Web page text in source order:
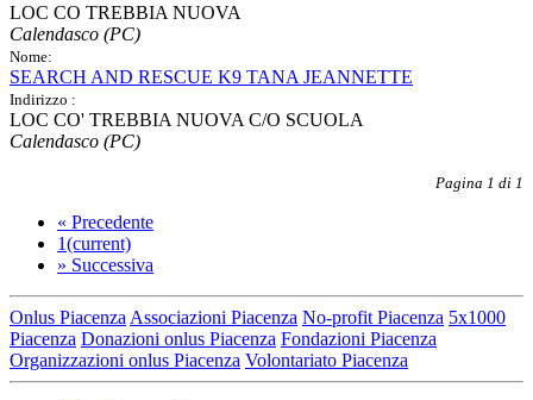
LOC CO TREBBIA NUOVA
Calendasco (PC)
Nome:
SEARCH AND RESCUE K9 TANA JEANNETTE
Indirizzo :
LOC CO' TREBBIA NUOVA C/O SCUOLA
Calendasco (PC)
Pagina 1 di 1
« Precedente
1(current)
» Successiva
Onlus Piacenza Associazioni Piacenza No-profit Piacenza 5x1000
Piacenza Donazioni onlus Piacenza Fondazioni Piacenza
Organizzazioni onlus Piacenza Volontariato Piacenza